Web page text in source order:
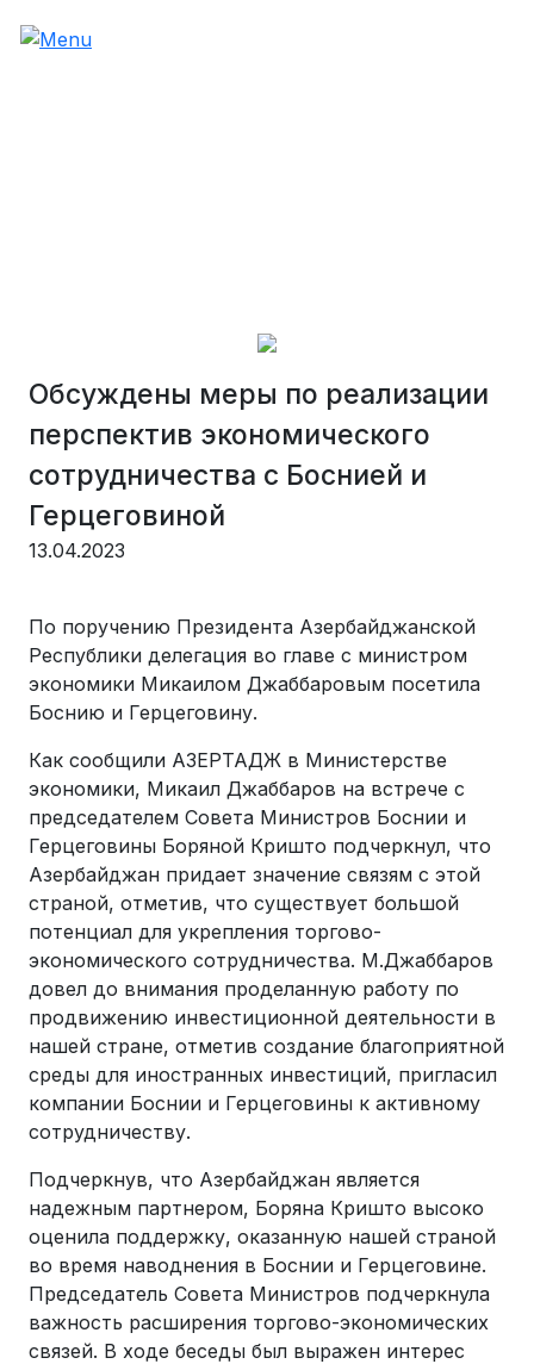
Обсуждены меры по реализации
перспектив экономического
сотрудничества с Боснией и
Герцеговиной
13.04.2023
По поручению Президента Азербайджанской
Республики делегация во главе с министром
экономики Микаилом Джаббаровым посетила
Боснию и Герцеговину.
Как сообщили АЗЕРТАДЖ в Министерстве
экономики, Микаил Джаббаров на встрече с
председателем Совета Министров Боснии и
Герцеговины Боряной Кришто подчеркнул, что
Азербайджан придает значение связям с этой
страной, отметив, что существует большой
потенциал для укрепления торгово-
экономического сотрудничества. М.Джаббаров
довел до внимания проделанную работу по
продвижению инвестиционной деятельности в
нашей стране, отметив создание благоприятной
среды для иностранных инвестиций, пригласил
компании Боснии и Герцеговины к активному
сотрудничеству.
Подчеркнув, что Азербайджан является
надежным партнером, Боряна Кришто высоко
оценила поддержку, оказанную нашей страной
во время наводнения в Боснии и Герцеговине.
Председатель Совета Министров подчеркнула
важность расширения торгово-экономических
связей. В ходе беседы был выражен интерес